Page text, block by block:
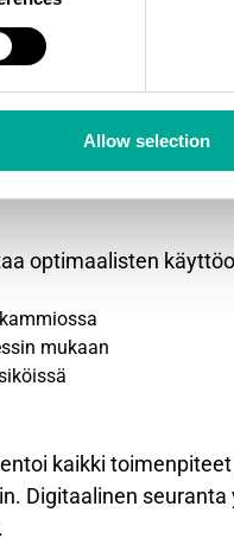
Allow selection
tehokkaimmin.
jatkuva
käyttöhistoriaan.
suodatinpussien
toimenpiteet
optimaalisten
mukaan
kaikki
Digitaalinen